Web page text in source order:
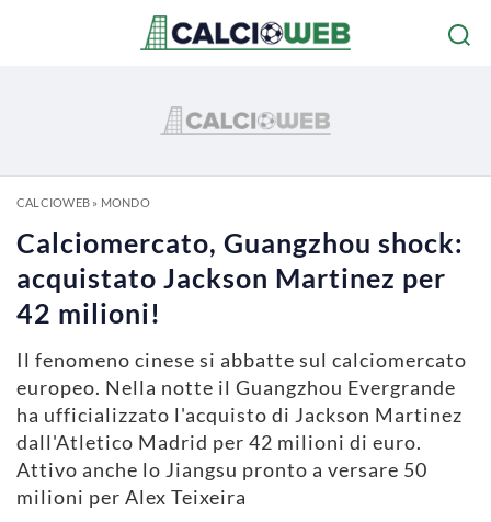
CALCIOWEB» MONDO
Calciomercato, Guangzhou shock:
acquistato Jackson Martinez per
42 milioni!
Il fenomeno cinese si abbatte sul calciomercato
europeo. Nella notte il Guangzhou Evergrande
ha ufficializzato l'acquisto di Jackson Martinez
dall'Atletico Madrid per 42 milioni di euro.
Attivo anche lo Jiangsu pronto a versare 50
milioni per Alex Teixeira